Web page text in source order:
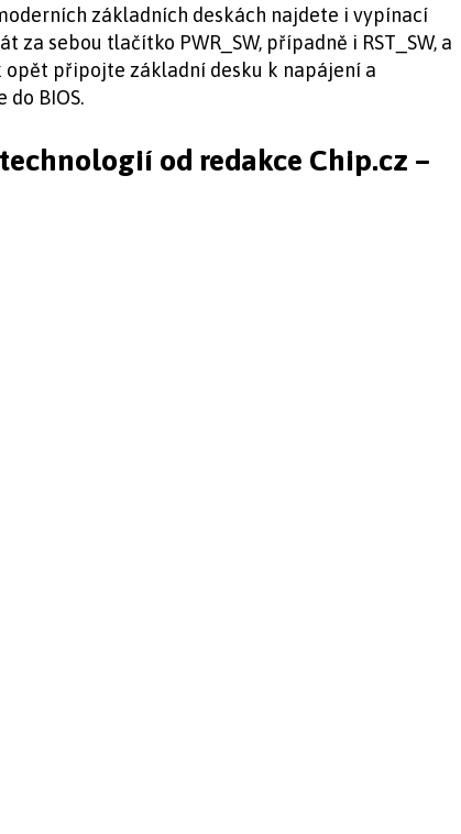
základních deskách najdete i vypínací
sebou tlačítko PWR_SW, případně i RST_SW, a
opět připojte základní desku k napájení a
do BIOS.
od redakce Chip.cz –